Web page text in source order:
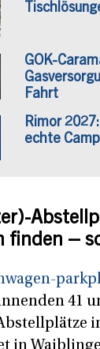
GOK-
Fahrt
Rimor
echte
finden –
41